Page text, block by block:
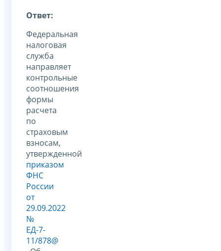
Ответ:
Федеральная
налоговая
служба
направляет
контрольные
соотношения
формы
расчета
по
страховым
взносам,
утвержденной
приказом
ФНС
России
от
29.09.2022
№
ЕД-7-
11/878@